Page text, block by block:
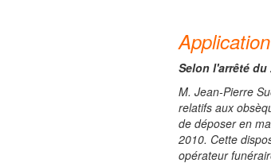
Selon l'arrêté du
M. Jean-Pierre
relatifs aux
de déposer en
2010. Cette
opérateur